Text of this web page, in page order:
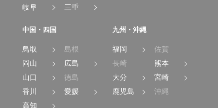
岐阜
三重
中国・四国
鳥取
島根
岡山
広島
山口
徳島
香川
愛媛
高知
九州・沖縄
福岡
佐賀
長崎
熊本
大分
宮崎
鹿児島
沖縄